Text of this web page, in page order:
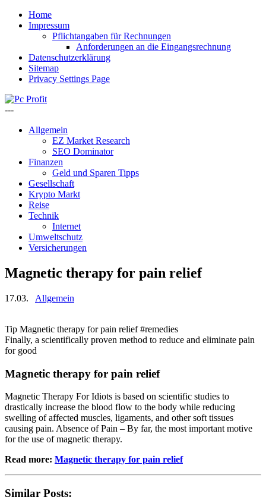
Home
Impressum
Pflichtangaben für Rechnungen
Anforderungen an die Eingangsrechnung
Datenschutzerklärung
Sitemap
Privacy Settings Page
---
Allgemein
EZ Market Research
SEO Dominator
Finanzen
Geld und Sparen Tipps
Gesellschaft
Krypto Markt
Reise
Technik
Internet
Umweltschutz
Versicherungen
Magnetic therapy for pain relief
17.03. Allgemein
Tip Magnetic therapy for pain relief #remedies
Finally, a scientifically proven method to reduce and eliminate pain
for good
Magnetic therapy for pain relief
Magnetic Therapy For Idiots is based on scientific studies to
drastically increase the blood flow to the body while reducing
swelling of affected muscles, ligaments, and other soft tissues
causing pain. Absence of Pain – By far, the most important motive
for the use of magnetic therapy.
Read more: Magnetic therapy for pain relief
Similar Posts: